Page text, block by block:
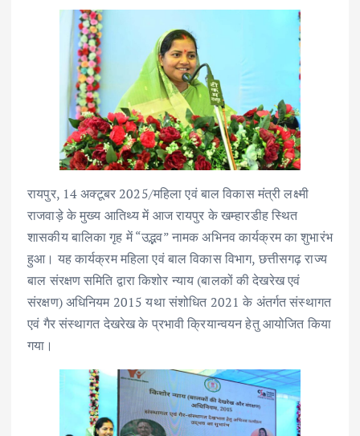
रायपुर, 14 अक्टूबर 2025/महिला एवं बाल विकास मंत्री लक्ष्मी
राजवाड़े के मुख्य आतिथ्य में आज रायपुर के खम्हारडीह स्थित
शासकीय बालिका गृह में “उद्भव” नामक अभिनव कार्यक्रम का शुभारंभ
हुआ। यह कार्यक्रम महिला एवं बाल विकास विभाग, छत्तीसगढ़ राज्य
बाल संरक्षण समिति द्वारा किशोर न्याय (बालकों की देखरेख एवं
संरक्षण) अधिनियम 2015 यथा संशोधित 2021 के अंतर्गत संस्थागत
एवं गैर संस्थागत देखरेख के प्रभावी क्रियान्वयन हेतु आयोजित किया
गया।